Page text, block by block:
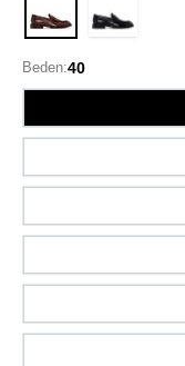
Kahverengi
Beden:40